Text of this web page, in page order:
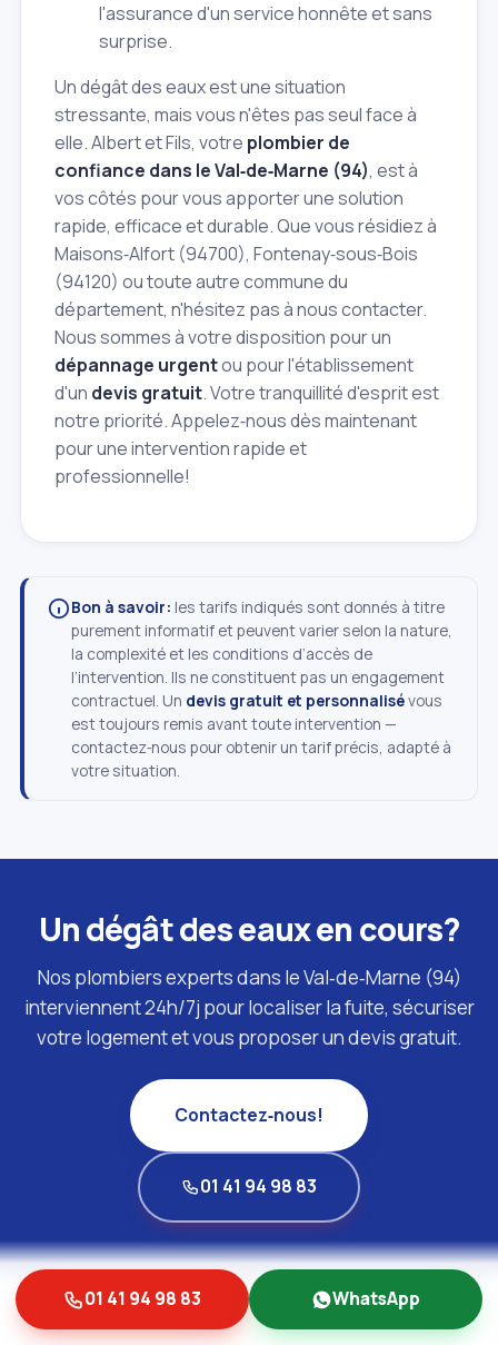
l'assurance d'un service honnête et sans
surprise.
Un dégât des eaux est une situation
stressante, mais vous n'êtes pas seul face à
elle. Albert et Fils, votre plombier de
confiance dans le Val‑de‑Marne (94), est à
vos côtés pour vous apporter une solution
rapide, efficace et durable. Que vous résidiez à
Maisons‑Alfort (94700), Fontenay‑sous‑Bois
(94120) ou toute autre commune du
département, n'hésitez pas à nous contacter.
Nous sommes à votre disposition pour un
dépannage urgentou pour l'établissement
d'un devis gratuit. Votre tranquillité d'esprit est
notre priorité. Appelez‑nous dès maintenant
pour une intervention rapide et
professionnelle!
Bon à savoir: les tarifs indiqués sont donnés à titre
purement informatif et peuvent varier selon la nature,
la complexité et les conditions d’accès de
l’intervention. Ils ne constituent pas un engagement
contractuel. Un devis gratuit et personnalisévous
est toujours remis avant toute intervention —
contactez‑nous pour obtenir un tarif précis, adapté à
votre situation.
Un dégât des eaux en cours?
Nos plombiers experts dans le Val‑de‑Marne (94)
interviennent 24h/7j pour localiser la fuite, sécuriser
votre logement et vous proposer un devis gratuit.
Contactez‑nous!
01 41 94 98 83
01 41 94 98 83 WhatsApp